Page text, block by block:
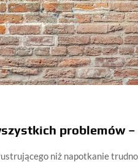
problemów –
niż napotkanie